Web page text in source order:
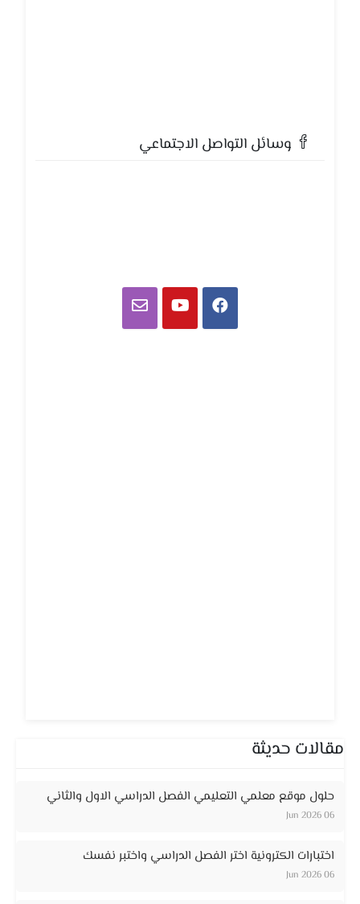
وسائل التواصل الاجتماعي
مقالات حديثة
حلول موقع معلمي التعليمي الفصل الدراسي الاول والثاني
06 Jun 2026
اختبارات الكترونية اختر الفصل الدراسي واختبر نفسك
06 Jun 2026